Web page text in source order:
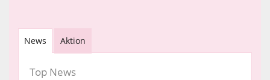
News Aktion
Top News